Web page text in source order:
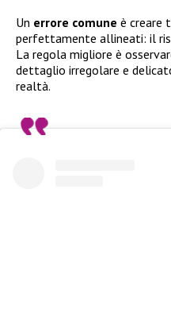
Un errore comune è creare
perfettamente allineati: il
La regola migliore è
dettaglio irregolare e
realtà.